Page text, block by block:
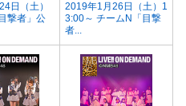
日（土）
撃者」公
2019年1月26日（土）1
3:00～ チームN「目撃
者...